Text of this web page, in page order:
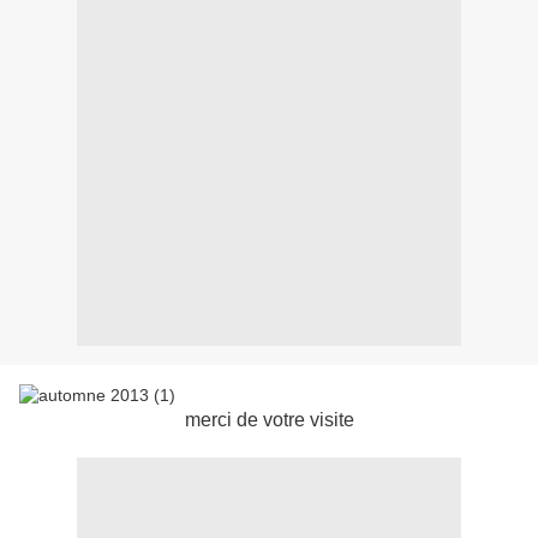
merci de votre visite